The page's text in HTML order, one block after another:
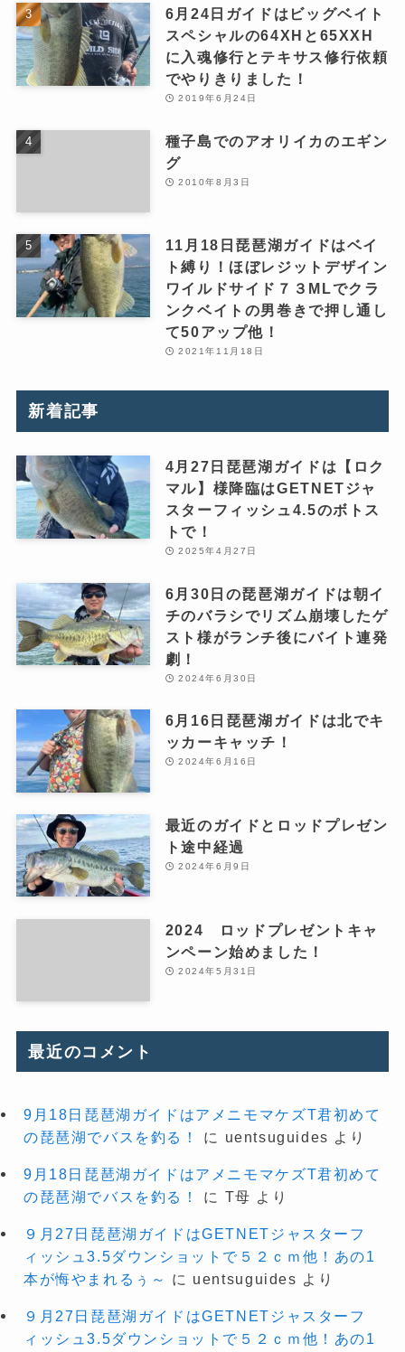
6月24日ガイドはビッグベイト
スペシャルの64XHと65XXH
に入魂修行とテキサス修行依頼
でやりきりました！
2019年6月24日
種子島でのアオリイカのエギン
グ
2010年8月3日
11月18日琵琶湖ガイドはベイ
ト縛り！ほぼレジットデザイン
ワイルドサイド７３MLでクラ
ンクベイトの男巻きで押し通し
て50アップ他！
2021年11月18日
新着記事
4月27日琵琶湖ガイドは【ロク
マル】様降臨はGETNETジャ
スターフィッシュ4.5のボトス
トで！
2025年4月27日
6月30日の琵琶湖ガイドは朝イ
チのバラシでリズム崩壊したゲ
スト様がランチ後にバイト連発
劇！
2024年6月30日
6月16日琵琶湖ガイドは北でキ
ッカーキャッチ！
2024年6月16日
最近のガイドとロッドプレゼン
ト途中経過
2024年6月9日
2024 ロッドプレゼントキャ
ンペーン始めました！
2024年5月31日
最近のコメント
9月18日琵琶湖ガイドはアメニモマケズT君初めて
の琵琶湖でバスを釣る！
に uentsuguides より
9月18日琵琶湖ガイドはアメニモマケズT君初めて
の琵琶湖でバスを釣る！
に T母 より
９月27日琵琶湖ガイドはGETNETジャスターフ
ィッシュ3.5ダウンショットで５２ｃｍ他！あの1
本が悔やまれるぅ～
に uentsuguides より
９月27日琵琶湖ガイドはGETNETジャスターフ
ィッシュ3.5ダウンショットで５２ｃｍ他！あの1